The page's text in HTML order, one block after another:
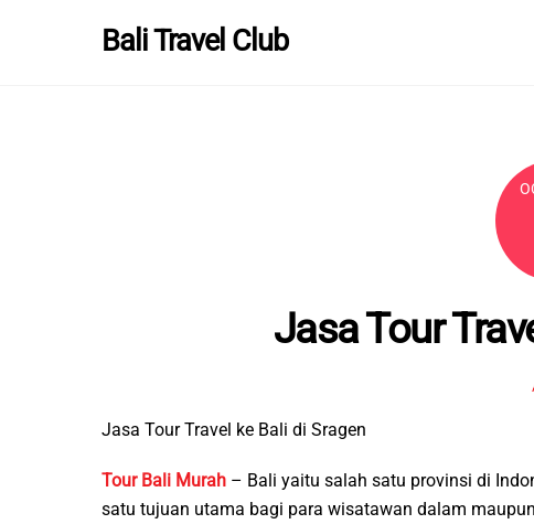
Bali Travel Club
Jasa Tour
Jasa Tour Travel ke Bali di Sragen
Tour Bali Murah – Bali yaitu salah satu provinsi di
satu tujuan utama bagi para wisatawan dalam